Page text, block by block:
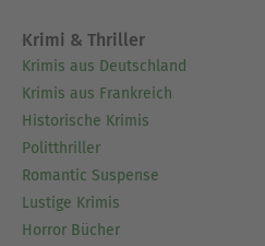
Krimi & Thriller
Krimis aus Deutschland
Krimis aus Frankreich
Historische Krimis
Politthriller
Romantic Suspense
Lustige Krimis
Horror Bücher